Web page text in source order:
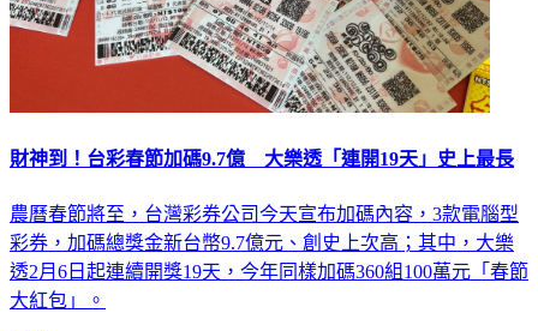
財神到！台彩春節加碼9.7億 大樂透「連開19天」史上最長
農曆春節將至，台灣彩券公司今天宣布加碼內容，3款電腦型
彩券，加碼總獎金新台幣9.7億元、創史上次高；其中，大樂
透2月6日起連續開獎19天，今年同樣加碼360組100萬元「春節
大紅包」。